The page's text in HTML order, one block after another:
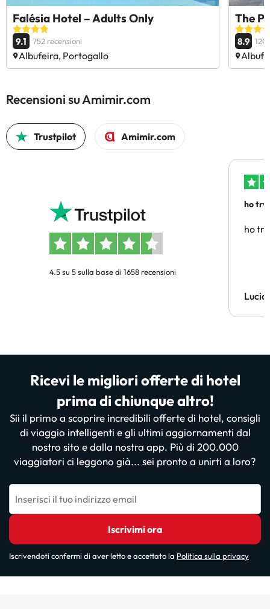
Falésia Hotel – Adults Only
9.1 752 recensioni
Albufeira, Portogallo
The
8.9
Recensioni su Amimir.com
Trustpilot Amimir.com
4.5 su 5 sulla base di 1658 recensioni
ho
ho
Lucia
Ricevi le migliori offerte di hotel
prima di chiunque altro!
Sii il primo a scoprire incredibili offerte di hotel, consigli
di viaggio intelligenti e gli ultimi aggiornamenti dal
nostro sito e dalla nostra app. Più di 200.000
viaggiatori ci leggono già... sei pronto a unirti a loro?
Inserisci il tuo indirizzo email
Iscrivimi ora
Iscrivendoti confermi di aver letto e accettato la Politica sulla privacy